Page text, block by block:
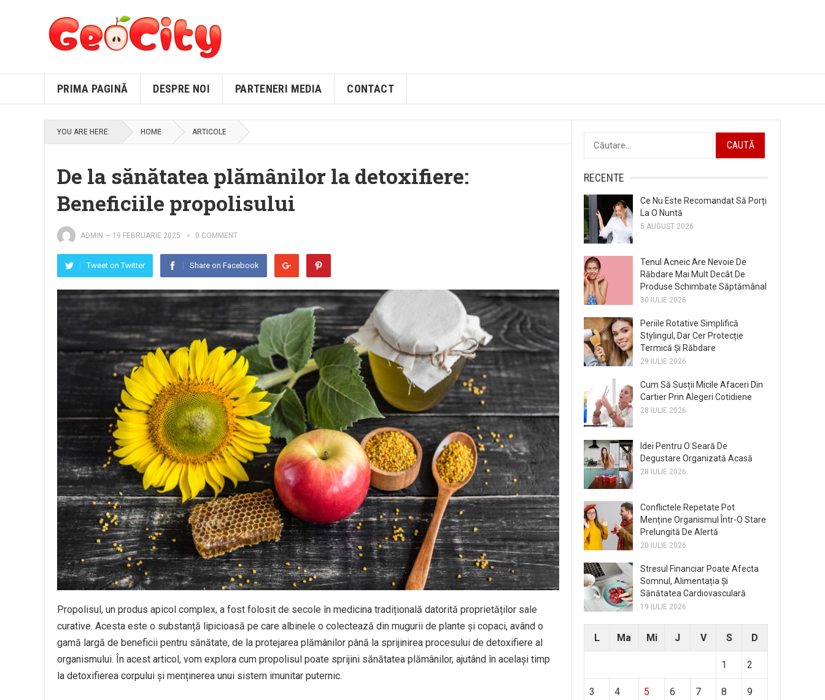
PRIMA PAGINĂ DESPRE NOI PARTENERI MEDIA CONTACT
YOU ARE HERE: HOME ARTICOLE
De la sănătatea plămânilor la detoxifiere:
Beneficiile propolisului
ADMIN — 19 FEBRUARIE 2025 0 COMMENT
Tweet on Twitter Share on Facebook
Propolisul, un produs apicol complex, a fost folosit de secole în medicina tradițională datorită proprietăților sale
curative. Acesta este o substanță lipicioasă pe care albinele o colectează din mugurii de plante și copaci, având o
gamă largă de beneficii pentru sănătate, de la protejarea plămânilor până la sprijinirea procesului de detoxifiere al
organismului. În acest articol, vom explora cum propolisul poate sprijini sănătatea plămânilor, ajutând în același timp
la detoxifierea corpului și menținerea unui sistem imunitar puternic.
Caută
după:
RECENTE
Ce Nu Este Recomandat Să Porți
La O Nuntă
5 AUGUST 2026
Tenul Acneic Are Nevoie De
Răbdare Mai Mult Decât De
Produse Schimbate Săptămânal
30 IULIE 2026
Periile Rotative Simplifică
Stylingul, Dar Cer Protecție
Termică Și Răbdare
29 IULIE 2026
Cum Să Susții Micile Afaceri Din
Cartier Prin Alegeri Cotidiene
28 IULIE 2026
Idei Pentru O Seară De
Degustare Organizată Acasă
28 IULIE 2026
Conflictele Repetate Pot
Menține Organismul Într-O Stare
Prelungită De Alertă
20 IULIE 2026
Stresul Financiar Poate Afecta
Somnul, Alimentația Și
Sănătatea Cardiovasculară
19 IULIE 2026
L Ma Mi J V S D
1 2
3 4 5 6 7 8 9